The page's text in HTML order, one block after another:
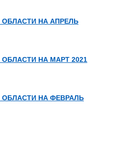
НА АПРЕЛЬ
НА МАРТ 2021
НА ФЕВРАЛЬ